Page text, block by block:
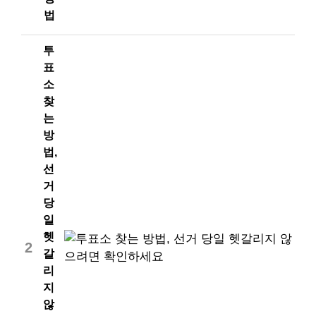
법
2
투
표
소
찾
는
방
법,
선
거
당
일
헷
갈
리
지
않